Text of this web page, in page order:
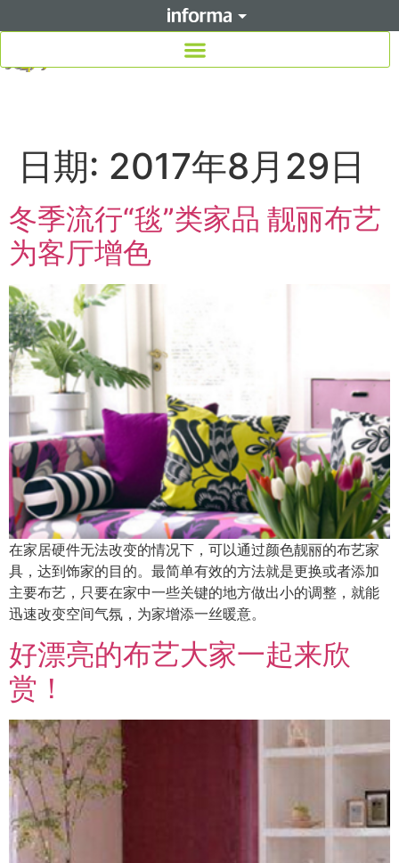
日期: 2017年8月29日
冬季流行“毯”类家品 靓丽布艺
为客厅增色
在家居硬件无法改变的情况下，可以通过颜色靓丽的布艺家
具，达到饰家的目的。最简单有效的方法就是更换或者添加
主要布艺，只要在家中一些关键的地方做出小的调整，就能
迅速改变空间气氛，为家增添一丝暖意。
好漂亮的布艺大家一起来欣
赏！